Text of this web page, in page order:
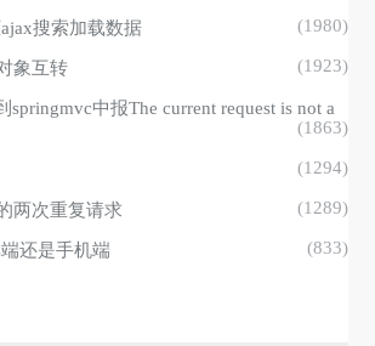
搜索加载数据 (1980)
象互转 (1923)
springmvc中报The current request is not a
(1863)
(1294)
两次重复请求 (1289)
还是手机端 (833)